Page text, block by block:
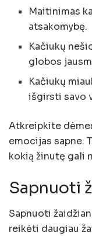
Maitinimas
atsakomybę.
Kačiukų
globos
Kačiukų
išgirsti savo
Atkreipkite
emocijas sapne.
kokią žinutę gali
Sapnuoti
Sapnuoti
reikėti daugiau